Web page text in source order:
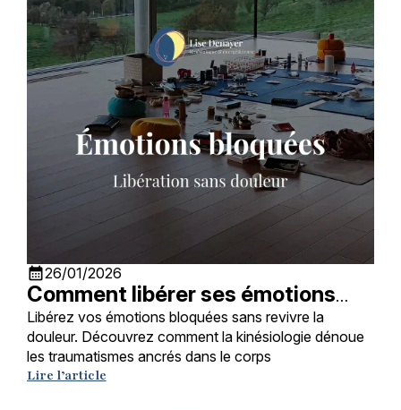
calendar_month26/01/2026
Comment libérer ses émotions
bloquées grâce à la kinésiologie ?
Libérez vos émotions bloquées sans revivre la
douleur. Découvrez comment la kinésiologie dénoue
les traumatismes ancrés dans le corps
Lire l’article